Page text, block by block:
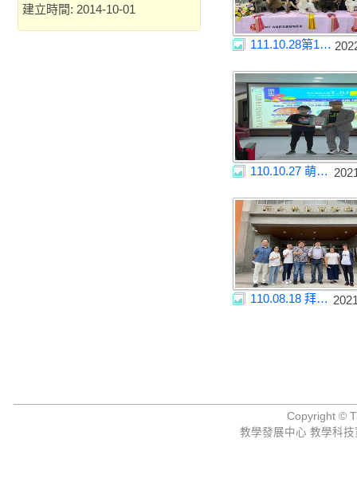
建立時間: 2014-10-01
111.10.28第19屆台灣芭克麗寵物美容師資格鑒定大賽
110.10.27 萌寵的守護達人
110.08.18 拜訪行政院農業委員會 同合農科商務會館
Copyright ©
教學發展中心 教學科